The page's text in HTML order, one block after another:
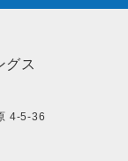
グス
4-5-36